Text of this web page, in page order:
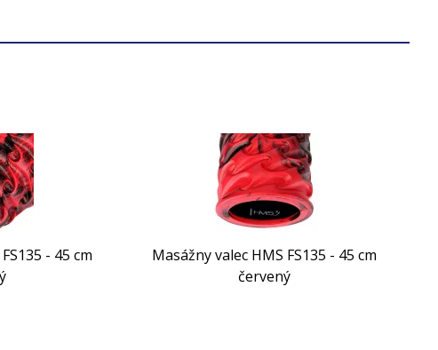
- 45 cm
Masážny valec HMS FS135 - 45 cm
červený